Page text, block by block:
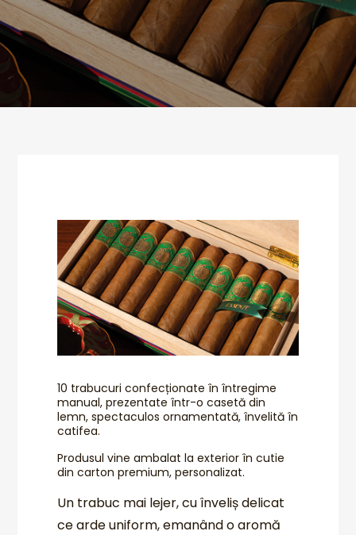
10 trabucuri confecționate în întregime
manual, prezentate într-o casetă din
lemn, spectaculos ornamentată, învelită în
catifea.
Produsul vine ambalat la exterior în cutie
din carton premium, personalizat.
Un trabuc mai lejer, cu înveliș delicat
ce arde uniform, emanând o aromă